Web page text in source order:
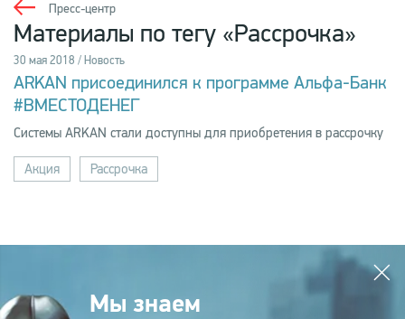
Пресс-центр
Материалы по тегу «Рассрочка»
30 мая 2018 / Новость
ARKAN присоединился к программе Альфа-Банк
#ВМЕСТОДЕНЕГ
Системы ARKAN стали доступны для приобретения в рассрочку
Акция Рассрочка
Мы знаем